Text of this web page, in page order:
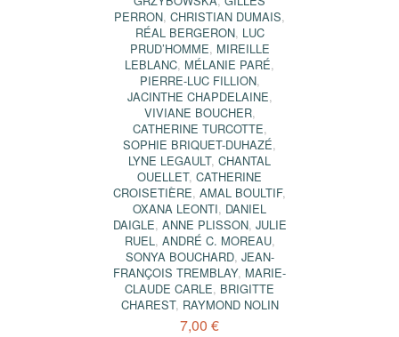
PERRON, CHRISTIAN DUMAIS,
RÉAL BERGERON, LUC
PRUD’HOMME, MIREILLE
LEBLANC, MÉLANIE PARÉ,
PIERRE-LUC FILLION,
JACINTHE CHAPDELAINE,
VIVIANE BOUCHER,
CATHERINE TURCOTTE,
SOPHIE BRIQUET-DUHAZÉ,
LYNE LEGAULT, CHANTAL
OUELLET, CATHERINE
CROISETIÈRE, AMAL BOULTIF,
OXANA LEONTI, DANIEL
DAIGLE, ANNE PLISSON, JULIE
RUEL, ANDRÉ C. MOREAU,
SONYA BOUCHARD, JEAN-
FRANÇOIS TREMBLAY, MARIE-
CLAUDE CARLE, BRIGITTE
CHAREST, RAYMOND NOLIN
7,00 €